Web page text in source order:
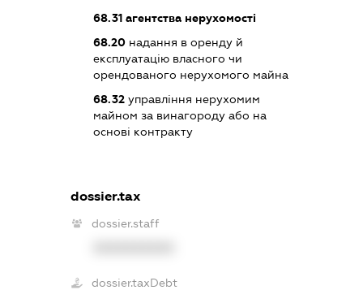
68.31агентства нерухомості
68.20надання в оренду й
експлуатацію власного чи
орендованого нерухомого майна
68.32управління нерухомим
майном за винагороду або на
основі контракту
dossier.tax
dossier.staff
dossier.taxDebt